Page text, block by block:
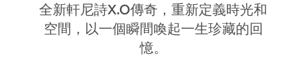
全新軒尼詩X.O傳奇，重新定義時光和
空間，以一個瞬間喚起一生珍藏的回
憶。